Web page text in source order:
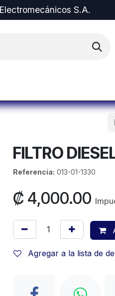
S.A.
FILTRO
Referencia: 013-01-1330
₡ 4,000.00
Agregar a la lista de